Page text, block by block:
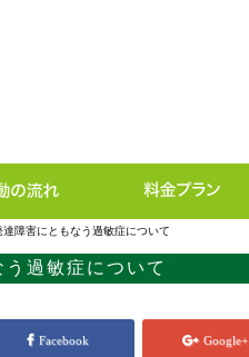
達障害にともなう過敏症について
過敏症について
Facebook Google+